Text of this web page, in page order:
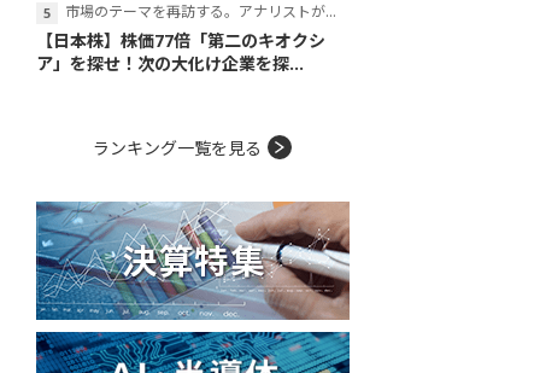
市場のテーマを再訪する。アナリストが読み解くテーマの本質
【日本株】株価77倍「第二のキオクシ
ア」を探せ！次の大化け企業を探...
ランキング一覧を見る